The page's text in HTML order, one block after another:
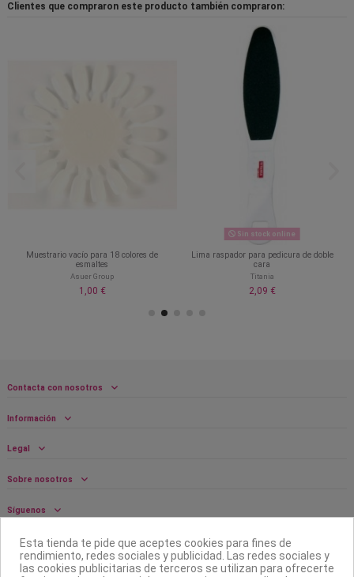
Clientes que compraron este producto también compraron:
Muestrario vacío para 18 colores de
esmaltes
Asuer Group
1,00 €
Sin stock online
Lima raspador para pedicura de doble
cara
Titania
2,09 €
Contacta con nosotros
Información
Legal
Sobre nosotros
Síguenos
Boletín
Esta tienda te pide que aceptes cookies para fines de
rendimiento, redes sociales y publicidad. Las redes sociales y
las cookies publicitarias de terceros se utilizan para ofrecerte